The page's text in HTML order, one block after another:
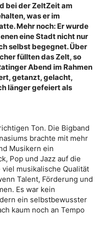
bei der ZeltZeit am
was er im
Mehr noch: Er wurde
eine Stadt nicht nur
selbst begegnet. Über
füllten das Zelt, so
Abend im Rahmen
getanzt, gelacht,
länger gefeiert als
Ton. Die Bigband
brachte mit mehr
Musikern ein
Pop und Jazz auf die
musikalische Qualität
Talent, Förderung und
Es war kein
ein selbstbewusster
kaum noch an Tempo